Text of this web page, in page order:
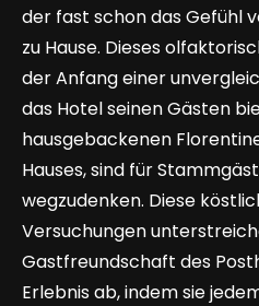
der fast schon das Gefühl
zu Hause. Dieses
der Anfang einer
das Hotel seinen Gästen
hausgebackenen
Hauses, sind für
wegzudenken. Diese
Versuchungen
Gastfreundschaft des
Erlebnis ab, indem sie